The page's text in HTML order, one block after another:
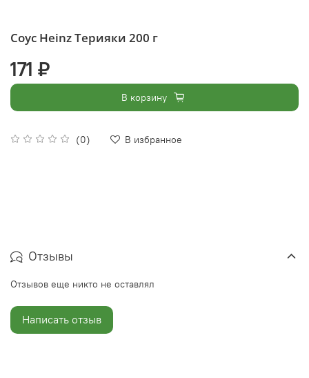
Соус Heinz Терияки 200 г
(0) В избранное
171 ₽
В корзину
Отзывы
Отзывов еще никто не оставлял
Написать отзыв